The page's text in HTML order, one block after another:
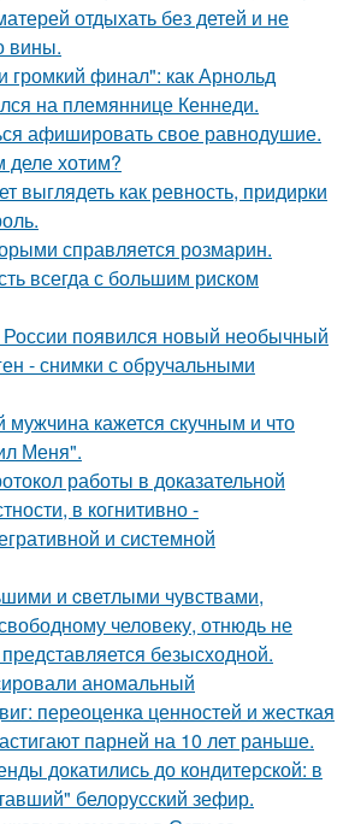
отдыхать без детей и не
вины.
громкий финал": как Арнольд
на племяннице Кеннеди.
афишировать свое равнодушие.
хотим?
выглядеть как ревность, придирки
справляется розмарин.
всегда с большим риском
появился новый необычный
- снимки с обручальными
кажется скучным и что
Меня".
работы в доказательной
в когнитивно -
и системной
и cветлыми чувствами,
человеку, отнюдь не
безысходной.
аномальный
переоценка ценностей и жесткая
парней на 10 лет раньше.
докатились до кондитерской: в
белорусский зефир.